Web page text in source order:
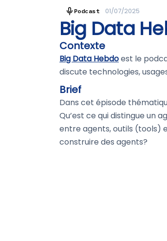
Podcast 01/07/2025
Big Data
Contexte
Big Data Hebdoest le
discute technologies,
Brief
Dans cet épisode
Qu’est ce qui distingue un
entre agents, outils (tools)
construire des agents?